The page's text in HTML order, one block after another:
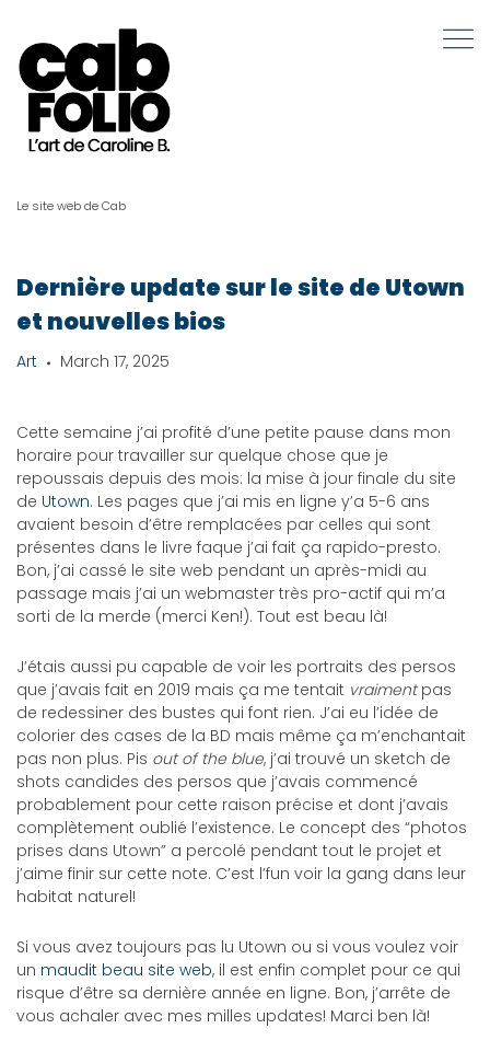
Le site web de Cab
Dernière update sur le site de Utown
et nouvelles bios
Art March 17, 2025
Cette semaine j’ai profité d’une petite pause dans mon
horaire pour travailler sur quelque chose que je
repoussais depuis des mois: la mise à jour finale du site
de Utown. Les pages que j’ai mis en ligne y’a 5-6 ans
avaient besoin d’être remplacées par celles qui sont
présentes dans le livre faque j’ai fait ça rapido-presto.
Bon, j’ai cassé le site web pendant un après-midi au
passage mais j’ai un webmaster très pro-actif qui m’a
sorti de la merde (merci Ken!). Tout est beau là!
J’étais aussi pu capable de voir les portraits des persos
que j’avais fait en 2019 mais ça me tentait vraimentpas
de redessiner des bustes qui font rien. J’ai eu l’idée de
colorier des cases de la BD mais même ça m’enchantait
pas non plus. Pis out of the blue, j’ai trouvé un sketch de
shots candides des persos que j’avais commencé
probablement pour cette raison précise et dont j’avais
complètement oublié l’existence. Le concept des “photos
prises dans Utown” a percolé pendant tout le projet et
j’aime finir sur cette note. C’est l’fun voir la gang dans leur
habitat naturel!
Si vous avez toujours pas lu Utown ou si vous voulez voir
un maudit beau site web, il est enfin complet pour ce qui
risque d’être sa dernière année en ligne. Bon, j’arrête de
vous achaler avec mes milles updates! Marci ben là!